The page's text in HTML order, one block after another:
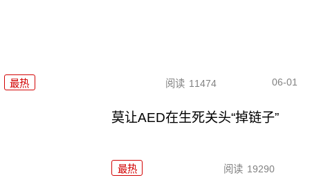
最热 阅读 11474 06-01
莫让AED在生死关头“掉链子”
最热 阅读 19290